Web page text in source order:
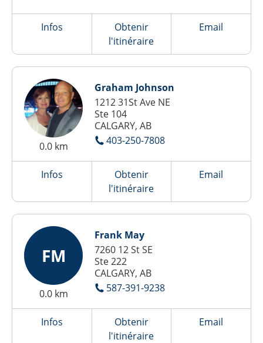
Infos
Obtenir
l'itinéraire
Email
0.0 km
Graham Johnson
1212 31St Ave NE
Ste 104
CALGARY, AB
403-250-7808
Infos
Obtenir
l'itinéraire
Email
FM
0.0 km
Frank May
7260 12 St SE
Ste 222
CALGARY, AB
587-391-9238
Infos
Obtenir
l'itinéraire
Email